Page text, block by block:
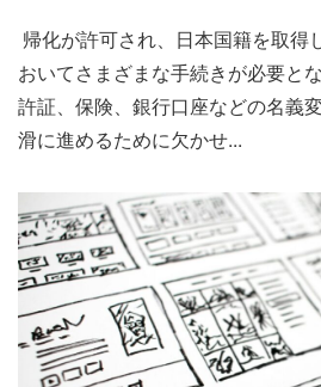
帰化が許可され、日本国籍を取得
おいてさまざまな手続きが必要と
許証、保険、銀行口座などの名義
滑に進めるために欠かせ...